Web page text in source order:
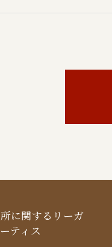
に関するリーガ
ティス